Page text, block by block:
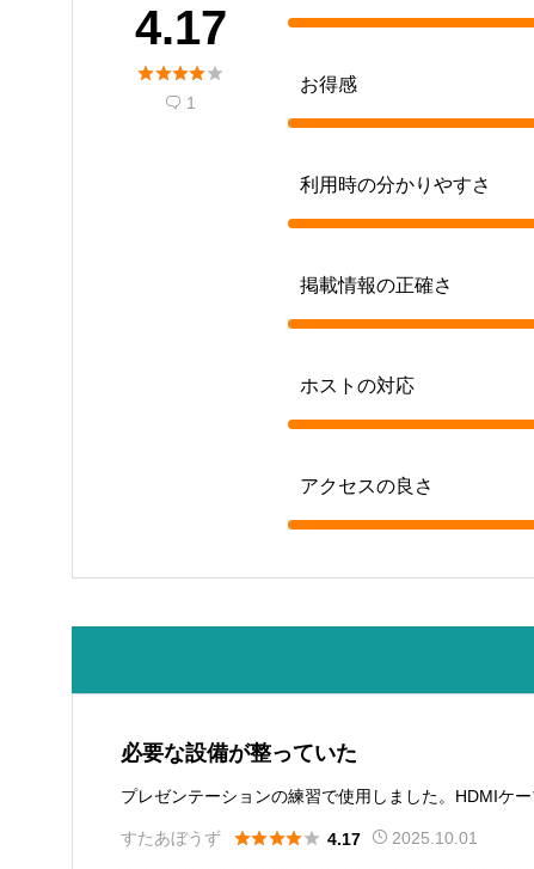
4.17

 1
お得感
利用時の分かりやすさ
掲載情報の正確さ
ホストの対応
アクセスの良さ
必要な設備が整っていた
プレゼンテーションの練習で使用しました。HDMIケ
すたあぼうず  4.17 2025.10.01